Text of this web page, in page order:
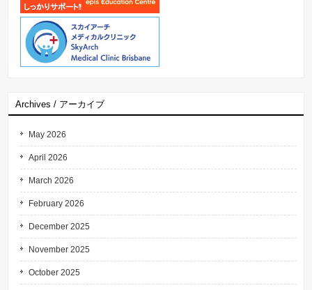
Archives / アーカイブ
May 2026
April 2026
March 2026
February 2026
December 2025
November 2025
October 2025